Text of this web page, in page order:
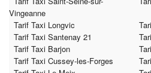
Vingeanne
Tarif Taxi Longvic
Tarif Taxi Santenay 21
Tarif Taxi Barjon
Tarif Taxi Cussey-les-Forges